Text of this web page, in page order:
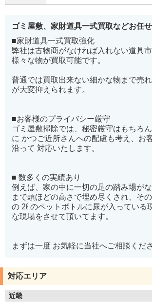
ゴミ屋敷、家財道具一式買取などお任せ
■家財道具一式買取強化
弊社は古物商がなければ入れない道具市
様々な物が買取可能です。
普通では買取出来ない細かな物まで売
が大変抑えられます。
■お客様のプライバシー厳守
ゴミ屋敷掃除では、秘密厳守はもちろ
に かつご近所さんへの配慮も考え、お
沿って 対応いたします。
■ 数多くの実績あり
例えば、家の中に一切の足の踏み場が
まで頭ほどの高さで埋め尽くされ、そ
の 2ℓ のペットボトルに尿が入っている
な現場をさせて頂いてます。
まずは一度 お気軽に当社へご相談くださ
対応エリア
近畿